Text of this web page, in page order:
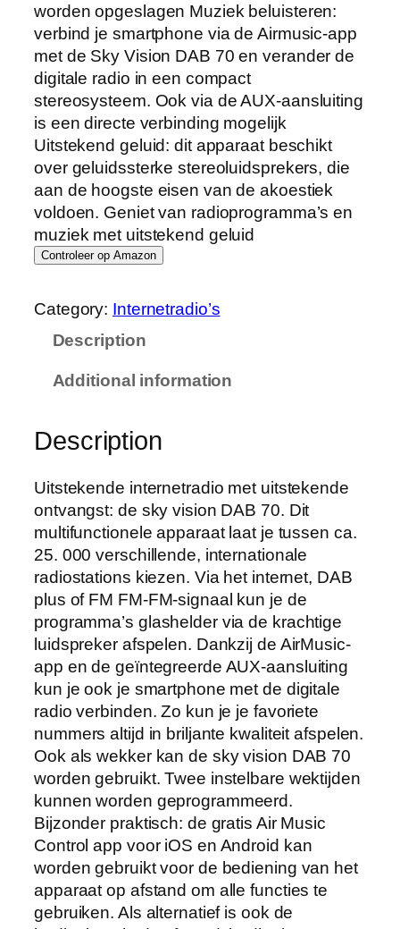
worden opgeslagen Muziek beluisteren:
verbind je smartphone via de Airmusic-app
met de Sky Vision DAB 70 en verander de
digitale radio in een compact
stereosysteem. Ook via de AUX-aansluiting
is een directe verbinding mogelijk
Uitstekend geluid: dit apparaat beschikt
over geluidssterke stereoluidsprekers, die
aan de hoogste eisen van de akoestiek
voldoen. Geniet van radioprogramma’s en
muziek met uitstekend geluid
Controleer op Amazon
Category: Internetradio’s
Description
Additional information
Description
Uitstekende internetradio met uitstekende
ontvangst: de sky vision DAB 70. Dit
multifunctionele apparaat laat je tussen ca.
25. 000 verschillende, internationale
radiostations kiezen. Via het internet, DAB
plus of FM FM-FM-signaal kun je de
programma’s glashelder via de krachtige
luidspreker afspelen. Dankzij de AirMusic-
app en de geïntegreerde AUX-aansluiting
kun je ook je smartphone met de digitale
radio verbinden. Zo kun je je favoriete
nummers altijd in briljante kwaliteit afspelen.
Ook als wekker kan de sky vision DAB 70
worden gebruikt. Twee instelbare wektijden
kunnen worden geprogrammeerd.
Bijzonder praktisch: de gratis Air Music
Control app voor iOS en Android kan
worden gebruikt voor de bediening van het
apparaat op afstand om alle functies te
gebruiken. Als alternatief is ook de